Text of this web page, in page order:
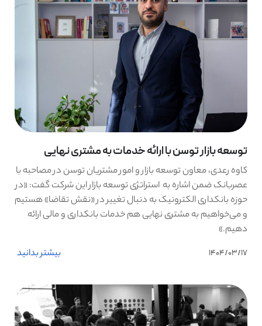
توسعه بازار توسن با ارائه خدمات به مشتری نهایی
کاوه رعدی، معاون توسعه بازار و امور مشتریان توسن در مصاحبه با
عصربانک ضمن اشاره به استراتژی توسعه بازار این شرکت گفت: «در
حوزه بانکداری الکترونیک به دنبال تغییر در «نقش تقاضا» هستیم
و می‌خواهیم به مشتری نهایی هم خدمات بانکداری و مالی ارائه
دهیم.»
1404/03/17 بیشتر بدانید